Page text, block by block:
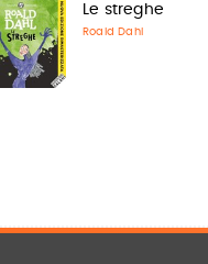
Le streghe
Roald Dahl